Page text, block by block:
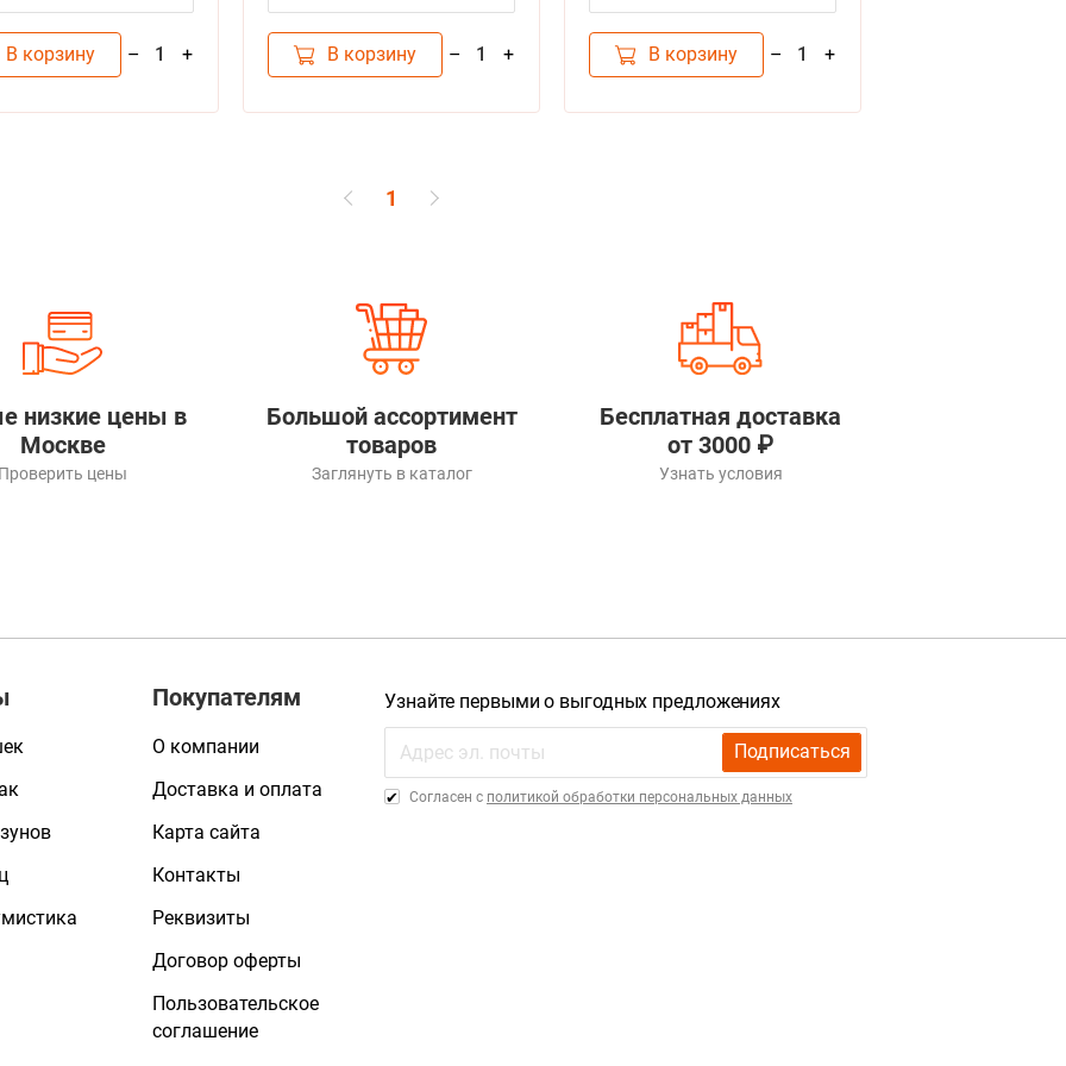
В корзину – 1 + В корзину – 1 + В корзину – 1 +
1
низкие цены в
Москве
цены
Большой ассортимент
товаров
Заглянуть в каталог
Бесплатная доставка
от 3000 ₽
Узнать условия
Покупателям
О компании
Доставка и оплата
Карта сайта
Контакты
Реквизиты
Договор оферты
Пользовательское
соглашение
Узнайте первыми о выгодных предложениях
Подписаться
Cогласен с политикой обработки персональных данных